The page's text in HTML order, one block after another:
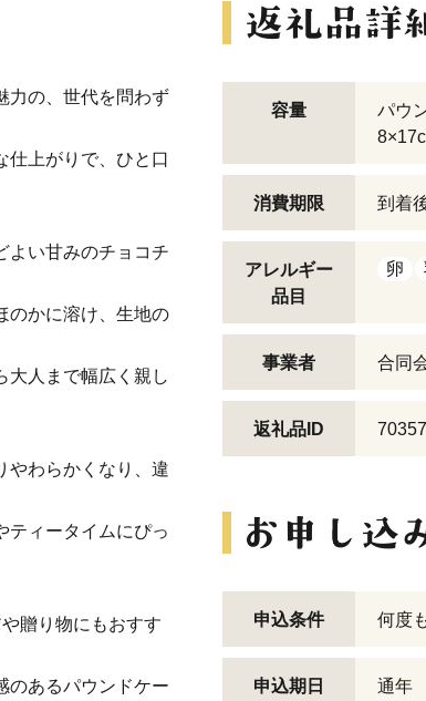
力の、世代を問わず
仕上がりで、ひと口
よい甘みのチョコチ
のかに溶け、生地の
大人まで幅広く親し
やわらかくなり、違
ティータイムにぴっ
贈り物にもおすす
のあるパウンドケー
容量
パウ
消費期限 到着
アレルギー
品目
卵
事業者 合同
返礼品ID
申込条件 何度
申込期日 通年